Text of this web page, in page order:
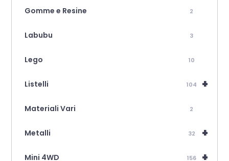
Gomme e Resine 2
Labubu 3
Lego 10
+
Listelli 104
Materiali Vari 2
+
Metalli 32
+
Mini 4WD 156